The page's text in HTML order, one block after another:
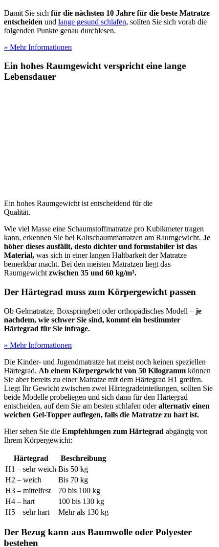
Damit Sie sich für die nächsten 10 Jahre für die beste Matratze
entscheiden und lange gesund schlafen, sollten Sie sich vorab die
folgenden Punkte genau durchlesen.
» Mehr Informationen
Ein hohes Raumgewicht verspricht eine lange
Lebensdauer
Ein hohes Raumgewicht ist entscheidend für die
Qualität.
Wie viel Masse eine Schaumstoffmatratze pro Kubikmeter tragen
kann, erkennen Sie bei Kaltschaummatratzen am Raumgewicht. Je
höher dieses ausfällt, desto dichter und formstabiler ist das
Material, was sich in einer langen Haltbarkeit der Matratze
bemerkbar macht. Bei den meisten Matratzen liegt das
Raumgewicht zwischen 35 und 60 kg/m³.
Der Härtegrad muss zum Körpergewicht passen
Ob Gelmatratze, Boxspringbett oder orthopädisches Modell – je
nachdem, wie schwer Sie sind, kommt ein bestimmter
Härtegrad für Sie infrage.
» Mehr Informationen
Die Kinder- und Jugendmatratze hat meist noch keinen speziellen
Härtegrad. Ab einem Körpergewicht von 50 Kilogramm können
Sie aber bereits zu einer Matratze mit dem Härtegrad H1 greifen.
Liegt Ihr Gewicht zwischen zwei Härtegradeinteilungen, sollten Sie
beide Modelle probeliegen und sich dann für den Härtegrad
entscheiden, auf dem Sie am besten schlafen oderalternativ einen
weichen Gel-Topper auflegen, falls die Matratze zu hart ist.
Hier sehen Sie die Empfehlungen zum Härtegrad abgängig von
Ihrem Körpergewicht:
Härtegrad
Beschreibung
H1 – sehr weich Bis 50 kg
H2 – weich
Bis 70 kg
H3 – mittelfest
70 bis 100 kg
H4 – hart
100 bis 130 kg
H5 – sehr hart
Mehr als 130 kg
Der Bezug kann aus Baumwolle oder Polyester
bestehen